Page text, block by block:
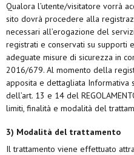
Qualora l’utente/visitatore vorrà
sito dovrà procedere alla
necessari all’erogazione del
registrati e conservati su supporti
adeguate misure di sicurezza in
2016/679. Al momento della
apposita e dettagliata Informativa
dell’art. 13 e 14 del
limiti, finalità e modalità del
3) Modalità del trattamento
Il trattamento viene effettuato